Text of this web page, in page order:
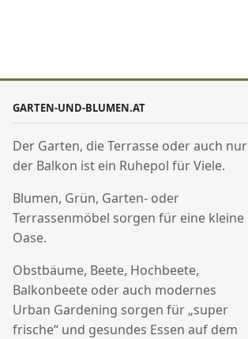
GARTEN-UND-BLUMEN.AT
Der Garten, die Terrasse oder auch nur
der Balkon ist ein Ruhepol für Viele.
Blumen, Grün, Garten- oder
Terrassenmöbel sorgen für eine kleine
Oase.
Obstbäume, Beete, Hochbeete,
Balkonbeete oder auch modernes
Urban Gardening sorgen für „super
frische“ und gesundes Essen auf dem